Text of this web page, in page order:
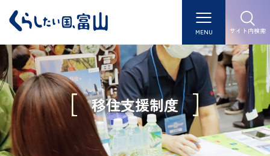
MENU サイト内検索
移住支援制度